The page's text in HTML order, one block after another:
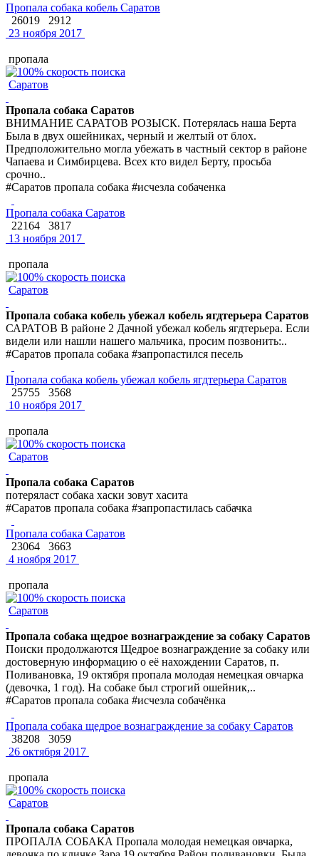
Пропала собака кобель Саратов
26019
2912
23 ноября 2017
пропала
Саратов
Пропала собака Саратов
ВНИМАНИЕ САРАТОВ РОЗЫСК. Потерялась наша Берта
Была в двух ошейниках, черный и желтый от блох.
Предположительно могла убежать в частный сектор в районе
Чапаева и Симбирцева. Всех кто видел Берту, просьба
срочно..
#Саратов пропала собака #исчезла собаченка
Пропала собака Саратов
22164
3817
13 ноября 2017
пропала
Саратов
Пропала собака кобель убежал кобель ягдтерьера Саратов
САРАТОВ В районе 2 Дачной убежал кобель ягдтерьера. Если
видели или нашли нашего мальчика, просим позвонить:..
#Саратов пропала собака #запропастился песель
Пропала собака кобель убежал кобель ягдтерьера Саратов
25755
3568
10 ноября 2017
пропала
Саратов
Пропала собака Саратов
потеряласт собака хаски зовут хасита
#Саратов пропала собака #запропастилась сабачка
Пропала собака Саратов
23064
3663
4 ноября 2017
пропала
Саратов
Пропала собака щедрое вознаграждение за собаку Саратов
Поиски продолжаются Щедрое вознаграждение за собаку или
достоверную информацию о её нахождении Саратов, п.
Поливановка, 19 октября пропала молодая немецкая овчарка
(девочка, 1 год). На собаке был строгий ошейник,..
#Саратов пропала собака #исчезла собачёнка
Пропала собака щедрое вознаграждение за собаку Саратов
38208
3059
26 октября 2017
пропала
Саратов
Пропала собака Саратов
ПРОПАЛА СОБАКА Пропала молодая немецкая овчарка,